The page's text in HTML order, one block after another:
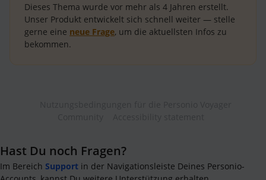
Dieses Thema wurde vor mehr als 4 Jahren erstellt.
Unser Produkt entwickelt sich schnell weiter — stelle
gerne eine neue Frage, um die aktuellsten Infos zu
bekommen.
Hast Du noch Fragen?
Im Bereich Support in der Navigationsleiste Deines Personio-